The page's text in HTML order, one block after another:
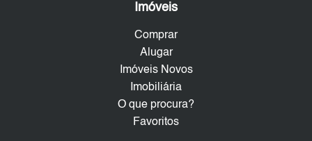
Imóveis
Comprar
Alugar
Imóveis Novos
Imobiliária
O que procura?
Favoritos